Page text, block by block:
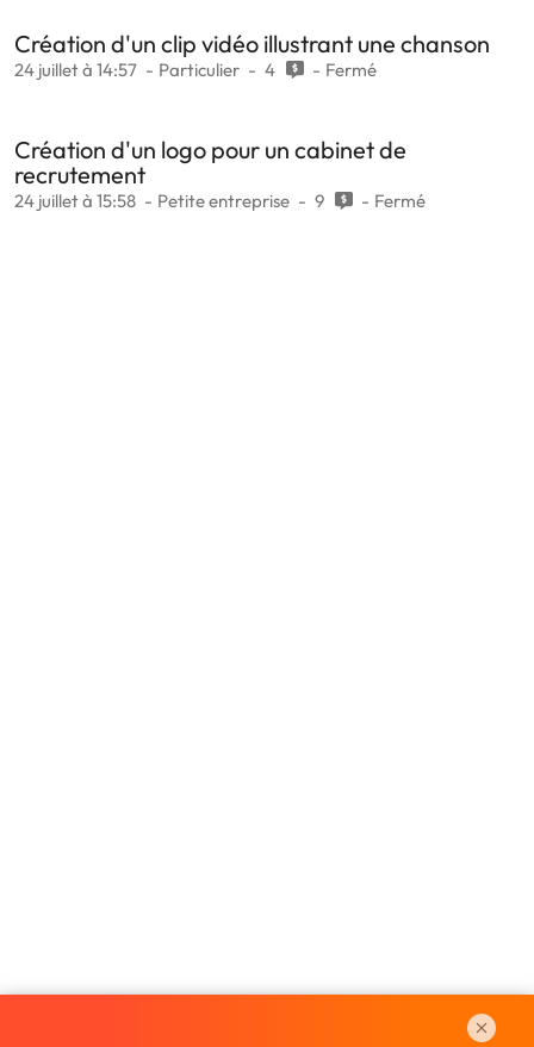
Création d'un clip vidéo illustrant une chanson
24 juillet à 14:57 Particulier 4 Fermé
Création d'un logo pour un cabinet de
recrutement
24 juillet à 15:58 Petite entreprise 9 Fermé